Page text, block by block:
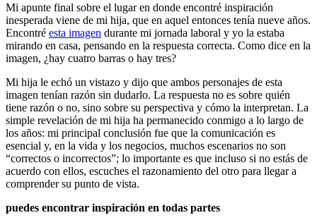
Mi apunte final sobre el lugar en donde encontré inspiración
inesperada viene de mi hija, que en aquel entonces tenía nueve años.
Encontré esta imagen durante mi jornada laboral y yo la estaba
mirando en casa, pensando en la respuesta correcta. Como dice en la
imagen, ¿hay cuatro barras o hay tres?
Mi hija le echó un vistazo y dijo que ambos personajes de esta
imagen tenían razón sin dudarlo. La respuesta no es sobre quién
tiene razón o no, sino sobre su perspectiva y cómo la interpretan. La
simple revelación de mi hija ha permanecido conmigo a lo largo de
los años: mi principal conclusión fue que la comunicación es
esencial y, en la vida y los negocios, muchos escenarios no son
“correctos o incorrectos”; lo importante es que incluso si no estás de
acuerdo con ellos, escuches el razonamiento del otro para llegar a
comprender su punto de vista.
puedes encontrar inspiración en todas partes